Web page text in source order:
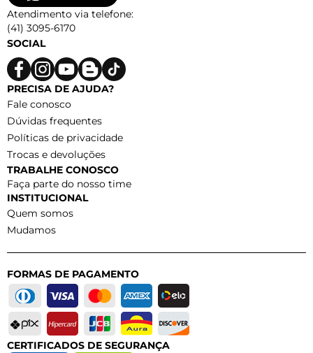
Atendimento via telefone:
(41) 3095-6170
SOCIAL
PRECISA DE AJUDA?
Fale conosco
Dúvidas frequentes
Políticas de privacidade
Trocas e devoluções
TRABALHE CONOSCO
Faça parte do nosso time
INSTITUCIONAL
Quem somos
Mudamos
FORMAS DE PAGAMENTO
CERTIFICADOS DE SEGURANÇA